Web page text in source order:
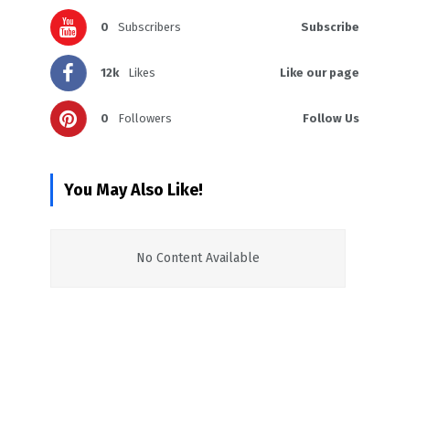
0 Subscribers Subscribe
12k Likes Like our page
0 Followers Follow Us
You May Also Like!
No Content Available